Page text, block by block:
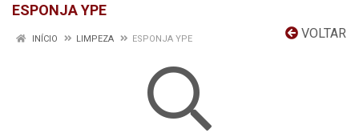
ESPONJA YPE
VOLTAR
INÍCIO LIMPEZA ESPONJA YPE